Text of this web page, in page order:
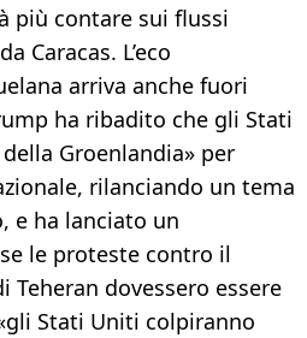
più contare sui flussi
Caracas. L’eco
arriva anche fuori
ha ribadito che gli Stati
Groenlandia» per
rilanciando un tema
e ha lanciato un
le proteste contro il
Teheran dovessero essere
Stati Uniti colpiranno